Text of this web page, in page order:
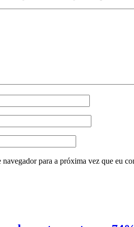
navegador para a próxima vez que eu